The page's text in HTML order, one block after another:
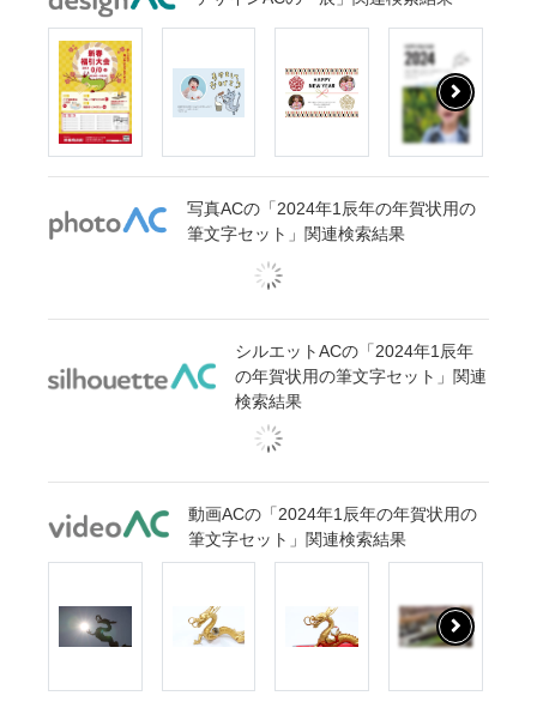
写真ACの「2024年1辰年の年賀状用の
筆文字セット」関連検索結果
シルエットACの「2024年1辰年
の年賀状用の筆文字セット」関連
検索結果
動画ACの「2024年1辰年の年賀状用の
筆文字セット」関連検索結果